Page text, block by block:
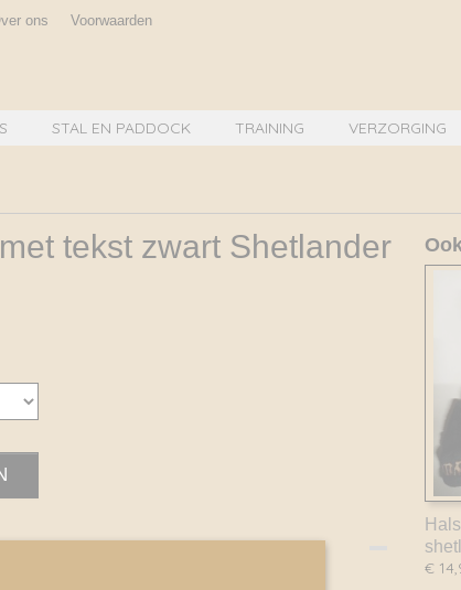
ons Voorwaarden
STAL EN PADDOCK TRAINING VERZORGING
tekst zwart Shetlander
€